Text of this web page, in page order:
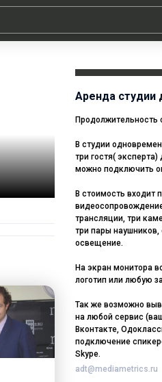
Аренда студии
Продолжительность
В студии
три гостя( эксперта)
можно подключить
В стоимость входит
трансляции, три
три пары наушников,
освещение.
На экран монитора
логотип или любую
Так же возможно
на любой сервис
Вконтакте,
подключение
Skype.
adt@mediametrics.ru